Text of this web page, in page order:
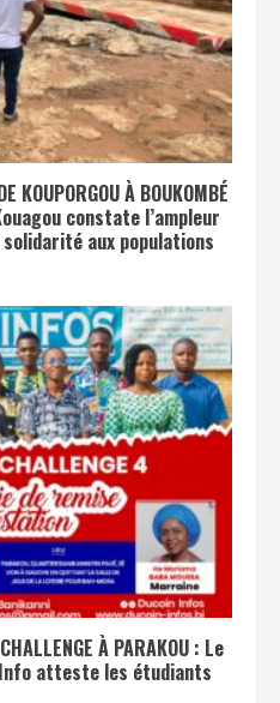
KOUPORGOU À BOUKOMBÉ
constate l’ampleur
aux populations
À PARAKOU : Le
atteste les étudiants